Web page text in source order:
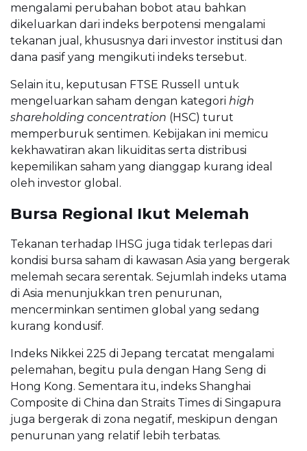
mengalami perubahan bobot atau bahkan
dikeluarkan dari indeks berpotensi mengalami
tekanan jual, khususnya dari investor institusi dan
dana pasif yang mengikuti indeks tersebut.
Selain itu, keputusan FTSE Russell untuk
mengeluarkan saham dengan kategori high
shareholding concentration (HSC) turut
memperburuk sentimen. Kebijakan ini memicu
kekhawatiran akan likuiditas serta distribusi
kepemilikan saham yang dianggap kurang ideal
oleh investor global.
Bursa Regional Ikut Melemah
Tekanan terhadap IHSG juga tidak terlepas dari
kondisi bursa saham di kawasan Asia yang bergerak
melemah secara serentak. Sejumlah indeks utama
di Asia menunjukkan tren penurunan,
mencerminkan sentimen global yang sedang
kurang kondusif.
Indeks Nikkei 225 di Jepang tercatat mengalami
pelemahan, begitu pula dengan Hang Seng di
Hong Kong. Sementara itu, indeks Shanghai
Composite di China dan Straits Times di Singapura
juga bergerak di zona negatif, meskipun dengan
penurunan yang relatif lebih terbatas.